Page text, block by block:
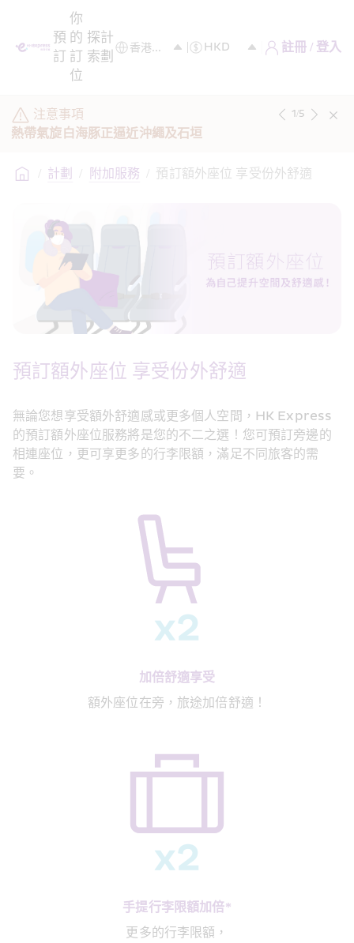
預
訂
你
的
訂
位
探
索
計
劃
註冊 / 登入
注意事項
熱帶氣旋白海豚正逼近沖繩及石垣
1/5
/ 計劃 / 附加服務 / 預訂額外座位 享受份外舒適
預訂額外座位 享受份外舒適
無論您想享受額外舒適感或更多個人空間，HK Express
的預訂額外座位服務將是您的不二之選！您可預訂旁邊的
相連座位，更可享更多的行李限額，滿足不同旅客的需
要。
加倍舒適享受
額外座位在旁，旅途加倍舒適！
手提行李限額加倍*
更多的行李限額，